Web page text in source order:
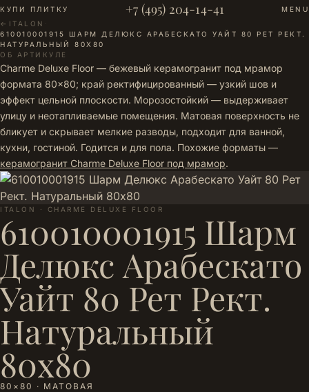
КУПИ ПЛИТКУ +7 (495) 204-14-41
MENU
← ITALON ·
610010001915 ШАРМ ДЕЛЮКС АРАБЕСКАТО УАЙТ 80 РЕТ РЕКТ.
НАТУРАЛЬНЫЙ 80Х80
ОБ АРТИКУЛЕ
Charme Deluxe Floor — бежевый керамогранит под мрамор
формата 80×80; край ректифицированный — узкий шов и
эффект цельной плоскости. Морозостойкий — выдерживает
улицу и неотапливаемые помещения. Матовая поверхность не
бликует и скрывает мелкие разводы, подходит для ванной,
кухни, гостиной. Годится и для пола. Похожие форматы —
керамогранит Charme Deluxe Floor под мрамор.
ITALON · CHARME DELUXE FLOOR
610010001915 Шарм
Делюкс Арабескато
Уайт 80 Рет Рект.
Натуральный
80х80
80×80 · МАТОВАЯ